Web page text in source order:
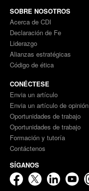
SOBRE NOSOTROS
Acerca de CDI
Declaración de Fe
Liderazgo
Alianzas estratégicas
Código de ética
CONÉCTESE
Envia un artículo
Envia un artículo de opinión
Oportunidades de trabajo
Oportunidades de trabajo
Formación y tutoría
Contáctenos
SÍGANOS